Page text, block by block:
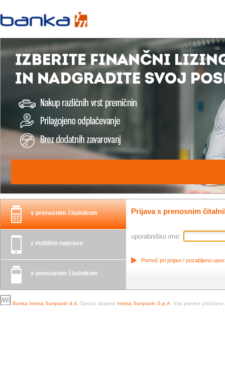
s prenosnim čitalnikom
z mobilno napravo
s povezanim čitalnikom
Prijava s prenosnim
uporabniško ime:
Pomoč pri prijavi / pozabljeno
Banka Intesa Sanpaolo d.d. članica skupine Intesa Sanpaolo S.p.A. Vse pravice pridržane.